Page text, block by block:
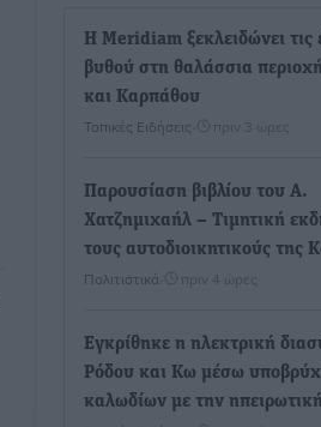
Η Meridiam ξεκλειδώνει τις
βυθού στη θαλάσσια
και Καρπάθου
Τοπικές Ειδήσεις πριν 3 ώρες
Παρουσίαση βιβλίου του Α.
Χατζημιχαήλ – Τιμητική
τους αυτοδιοικητικούς της
Πολιτιστικά πριν 4 ώρες
Εγκρίθηκε η ηλεκτρική
Ρόδου και Κω μέσω
καλωδίων με την